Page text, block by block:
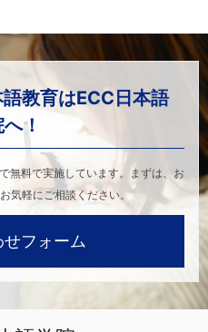
教育はECC日本語
！
無料で実施しています。まずは、お
気軽にご相談ください。
フォーム